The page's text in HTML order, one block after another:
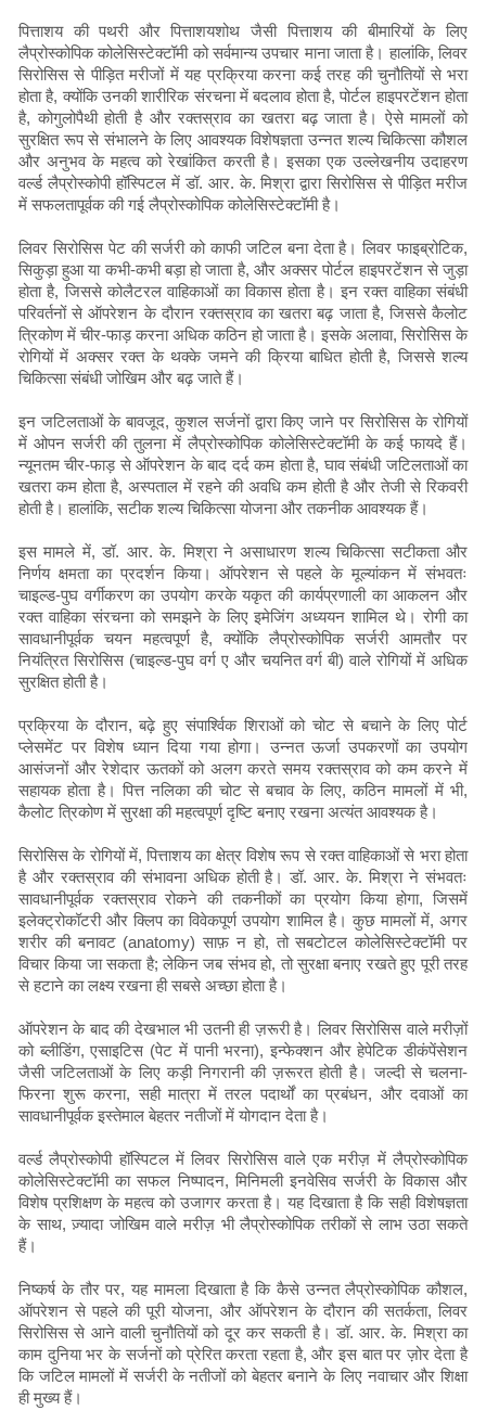
पित्ताशय की पथरी और पित्ताशयशोथ जैसी पित्ताशय की बीमारियों के लिए
लैप्रोस्कोपिक कोलेसिस्टेक्टॉमी को सर्वमान्य उपचार माना जाता है। हालांकि, लिवर
सिरोसिस से पीड़ित मरीजों में यह प्रक्रिया करना कई तरह की चुनौतियों से भरा
होता है, क्योंकि उनकी शारीरिक संरचना में बदलाव होता है, पोर्टल हाइपरटेंशन होता
है, कोगुलोपैथी होती है और रक्तस्राव का खतरा बढ़ जाता है। ऐसे मामलों को
सुरक्षित रूप से संभालने के लिए आवश्यक विशेषज्ञता उन्नत शल्य चिकित्सा कौशल
और अनुभव के महत्व को रेखांकित करती है। इसका एक उल्लेखनीय उदाहरण
वर्ल्ड लैप्रोस्कोपी हॉस्पिटल में डॉ. आर. के. मिश्रा द्वारा सिरोसिस से पीड़ित मरीज
में सफलतापूर्वक की गई लैप्रोस्कोपिक कोलेसिस्टेक्टॉमी है।
लिवर सिरोसिस पेट की सर्जरी को काफी जटिल बना देता है। लिवर फाइब्रोटिक,
सिकुड़ा हुआ या कभी-कभी बड़ा हो जाता है, और अक्सर पोर्टल हाइपरटेंशन से जुड़ा
होता है, जिससे कोलैटरल वाहिकाओं का विकास होता है। इन रक्त वाहिका संबंधी
परिवर्तनों से ऑपरेशन के दौरान रक्तस्राव का खतरा बढ़ जाता है, जिससे कैलोट
त्रिकोण में चीर-फाड़ करना अधिक कठिन हो जाता है। इसके अलावा, सिरोसिस के
रोगियों में अक्सर रक्त के थक्के जमने की क्रिया बाधित होती है, जिससे शल्य
चिकित्सा संबंधी जोखिम और बढ़ जाते हैं।
इन जटिलताओं के बावजूद, कुशल सर्जनों द्वारा किए जाने पर सिरोसिस के रोगियों
में ओपन सर्जरी की तुलना में लैप्रोस्कोपिक कोलेसिस्टेक्टॉमी के कई फायदे हैं।
न्यूनतम चीर-फाड़ से ऑपरेशन के बाद दर्द कम होता है, घाव संबंधी जटिलताओं का
खतरा कम होता है, अस्पताल में रहने की अवधि कम होती है और तेजी से रिकवरी
होती है। हालांकि, सटीक शल्य चिकित्सा योजना और तकनीक आवश्यक हैं।
इस मामले में, डॉ. आर. के. मिश्रा ने असाधारण शल्य चिकित्सा सटीकता और
निर्णय क्षमता का प्रदर्शन किया। ऑपरेशन से पहले के मूल्यांकन में संभवतः
चाइल्ड-पुघ वर्गीकरण का उपयोग करके यकृत की कार्यप्रणाली का आकलन और
रक्त वाहिका संरचना को समझने के लिए इमेजिंग अध्ययन शामिल थे। रोगी का
सावधानीपूर्वक चयन महत्वपूर्ण है, क्योंकि लैप्रोस्कोपिक सर्जरी आमतौर पर
नियंत्रित सिरोसिस (चाइल्ड-पुघ वर्ग ए और चयनित वर्ग बी) वाले रोगियों में अधिक
सुरक्षित होती है।
प्रक्रिया के दौरान, बढ़े हुए संपार्श्विक शिराओं को चोट से बचाने के लिए पोर्ट
प्लेसमेंट पर विशेष ध्यान दिया गया होगा। उन्नत ऊर्जा उपकरणों का उपयोग
आसंजनों और रेशेदार ऊतकों को अलग करते समय रक्तस्राव को कम करने में
सहायक होता है। पित्त नलिका की चोट से बचाव के लिए, कठिन मामलों में भी,
कैलोट त्रिकोण में सुरक्षा की महत्वपूर्ण दृष्टि बनाए रखना अत्यंत आवश्यक है।
सिरोसिस के रोगियों में, पित्ताशय का क्षेत्र विशेष रूप से रक्त वाहिकाओं से भरा होता
है और रक्तस्राव की संभावना अधिक होती है। डॉ. आर. के. मिश्रा ने संभवतः
सावधानीपूर्वक रक्तस्राव रोकने की तकनीकों का प्रयोग किया होगा, जिसमें
इलेक्ट्रोकॉटरी और क्लिप का विवेकपूर्ण उपयोग शामिल है। कुछ मामलों में, अगर
शरीर की बनावट (anatomy) साफ़ न हो, तो सबटोटल कोलेसिस्टेक्टॉमी पर
विचार किया जा सकता है; लेकिन जब संभव हो, तो सुरक्षा बनाए रखते हुए पूरी तरह
से हटाने का लक्ष्य रखना ही सबसे अच्छा होता है।
ऑपरेशन के बाद की देखभाल भी उतनी ही ज़रूरी है। लिवर सिरोसिस वाले मरीज़ों
को ब्लीडिंग, एसाइटिस (पेट में पानी भरना), इन्फेक्शन और हेपेटिक डीकंपेंसेशन
जैसी जटिलताओं के लिए कड़ी निगरानी की ज़रूरत होती है। जल्दी से चलना-
फिरना शुरू करना, सही मात्रा में तरल पदार्थों का प्रबंधन, और दवाओं का
सावधानीपूर्वक इस्तेमाल बेहतर नतीजों में योगदान देता है।
वर्ल्ड लैप्रोस्कोपी हॉस्पिटल में लिवर सिरोसिस वाले एक मरीज़ में लैप्रोस्कोपिक
कोलेसिस्टेक्टॉमी का सफल निष्पादन, मिनिमली इनवेसिव सर्जरी के विकास और
विशेष प्रशिक्षण के महत्व को उजागर करता है। यह दिखाता है कि सही विशेषज्ञता
के साथ, ज़्यादा जोखिम वाले मरीज़ भी लैप्रोस्कोपिक तरीकों से लाभ उठा सकते
हैं।
निष्कर्ष के तौर पर, यह मामला दिखाता है कि कैसे उन्नत लैप्रोस्कोपिक कौशल,
ऑपरेशन से पहले की पूरी योजना, और ऑपरेशन के दौरान की सतर्कता, लिवर
सिरोसिस से आने वाली चुनौतियों को दूर कर सकती है। डॉ. आर. के. मिश्रा का
काम दुनिया भर के सर्जनों को प्रेरित करता रहता है, और इस बात पर ज़ोर देता है
कि जटिल मामलों में सर्जरी के नतीजों को बेहतर बनाने के लिए नवाचार और शिक्षा
ही मुख्य हैं।